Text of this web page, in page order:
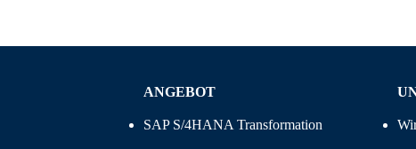
ANGEBOT
SAP S/4HANA Transformation